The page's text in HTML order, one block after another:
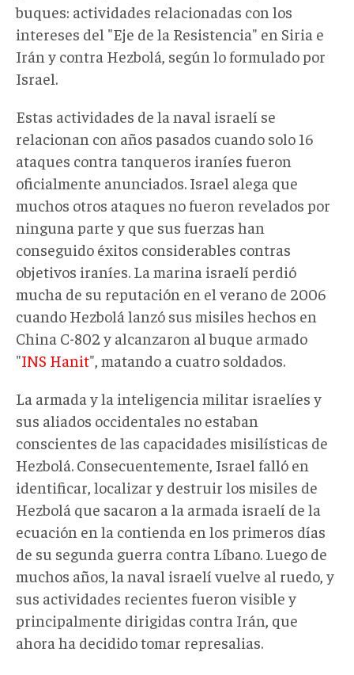
buques: actividades relacionadas con los
intereses del "Eje de la Resistencia" en Siria e
Irán y contra Hezbolá, según lo formulado por
Israel.
Estas actividades de la naval israelí se
relacionan con años pasados cuando solo 16
ataques contra tanqueros iraníes fueron
oficialmente anunciados. Israel alega que
muchos otros ataques no fueron revelados por
ninguna parte y que sus fuerzas han
conseguido éxitos considerables contras
objetivos iraníes. La marina israelí perdió
mucha de su reputación en el verano de 2006
cuando Hezbolá lanzó sus misiles hechos en
China C-802 y alcanzaron al buque armado
"INS Hanit", matando a cuatro soldados.
La armada y la inteligencia militar israelíes y
sus aliados occidentales no estaban
conscientes de las capacidades misilísticas de
Hezbolá. Consecuentemente, Israel falló en
identificar, localizar y destruir los misiles de
Hezbolá que sacaron a la armada israelí de la
ecuación en la contienda en los primeros días
de su segunda guerra contra Líbano. Luego de
muchos años, la naval israelí vuelve al ruedo, y
sus actividades recientes fueron visible y
principalmente dirigidas contra Irán, que
ahora ha decidido tomar represalias.